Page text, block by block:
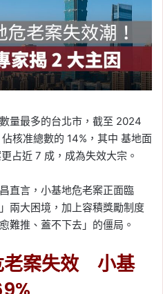
量最多的台北市，截至 2024
核准總數的 14%，其中 基地面
占近 7 成，成為失效大宗。
直言，小基地危老案正面臨
兩大困境，加上容積獎勵制度
難推、蓋不下去」的僵局。
老案失效 小基